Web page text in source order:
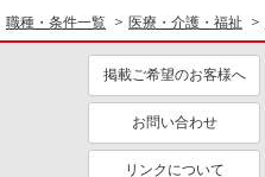
職種・条件一覧 医療・介護・福祉
掲載ご希望のお客様へ
お問い合わせ
リンクについて